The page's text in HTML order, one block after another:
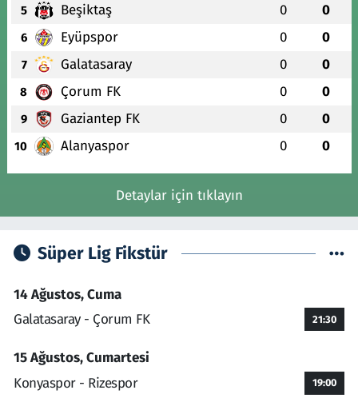
5 Beşiktaş 0 0
6 Eyüpspor 0 0
7 Galatasaray 0 0
8 Çorum FK 0 0
9 Gaziantep FK 0 0
10 Alanyaspor 0 0
Detaylar için tıklayın
Süper Lig Fikstür
14 Ağustos, Cuma
Galatasaray - Çorum FK
21:30
15 Ağustos, Cumartesi
Konyaspor - Rizespor
19:00